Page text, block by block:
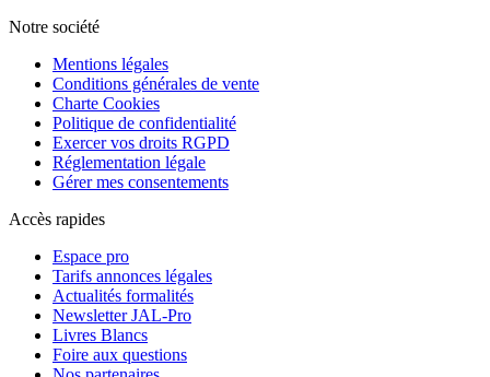
Notre société
Mentions légales
Conditions générales de vente
Charte Cookies
Politique de confidentialité
Exercer vos droits RGPD
Réglementation légale
Gérer mes consentements
Accès rapides
Espace pro
Tarifs annonces légales
Actualités formalités
Newsletter JAL-Pro
Livres Blancs
Foire aux questions